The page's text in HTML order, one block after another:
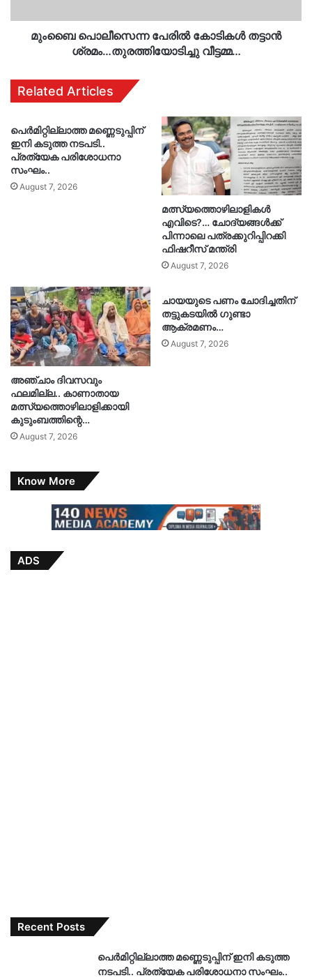
മുംബൈ പൊലീസെന്ന പേരിൽ കോടികൾ തട്ടാൻ
ശ്രമം…തുരത്തിയോടിച്ചു വീട്ടമ്മ…
Related Articles
പെർമിറ്റില്ലാത്ത മണ്ണെടുപ്പിന്
ഇനി കടുത്ത നടപടി..
പ്രത്യേക പരിശോധനാ
സംഘം..
August 7, 2026
മത്സ്യത്തൊഴിലാളികൾ
എവിടെ?… ചോദ്യങ്ങൾക്ക്
പിന്നാലെ പത്രക്കുറിപ്പിറക്കി
ഫിഷറീസ് മന്ത്രി
August 7, 2026
അഞ്ചാം ദിവസവും
ഫലമില്ല.. കാണാതായ
മത്സ്യത്തൊഴിലാളിക്കായി
കുടുംബത്തിന്റെ…
August 7, 2026
ചായയുടെ പണം ചോദിച്ചതിന്
തട്ടുകടയിൽ ഗുണ്ടാ
ആക്രമണം…
August 7, 2026
Know More
ADS
Recent Posts
പെർമിറ്റില്ലാത്ത മണ്ണെടുപ്പിന് ഇനി കടുത്ത
നടപടി.. പ്രത്യേക പരിശോധനാ സംഘം..